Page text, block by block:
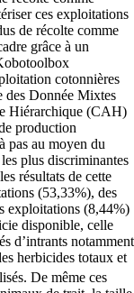
ces exploitations
de récolte comme
grâce à un
cotonnières
des Donnée Mixtes
Hiérarchique (CAH)
production
pas au moyen du
plus discriminantes
résultats de cette
(53,33%), des
exploitations (8,44%)
disponible, celle
d’intrants notamment
herbicides totaux et
De même ces